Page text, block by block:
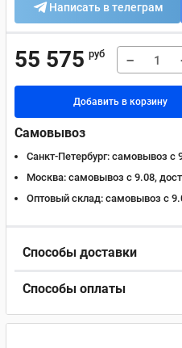
Написать в телеграм
55 575 руб −
Добавить в корзину
Самовывоз
Санкт-Петербург: самовывоз с
Москва: самовывоз с 9.08,
Оптовый склад: самовывоз с
Способы доставки
Способы оплаты